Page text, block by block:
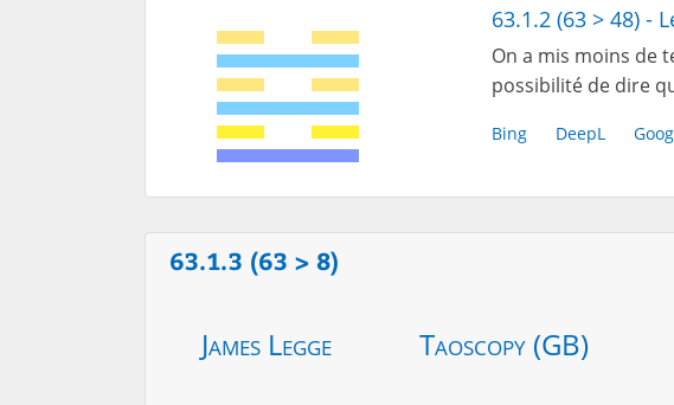
63.1.2 (63 > 48) -
On a mis moins de
possibilité de dire
Bing DeepL
63.1.3 (63 > 8)
James Legge Taoscopy (GB)